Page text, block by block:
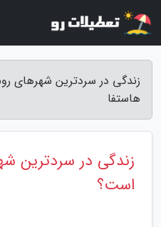
زندگی در سردترین شهرهای
هاستفا
زندگی در سردترین
است؟